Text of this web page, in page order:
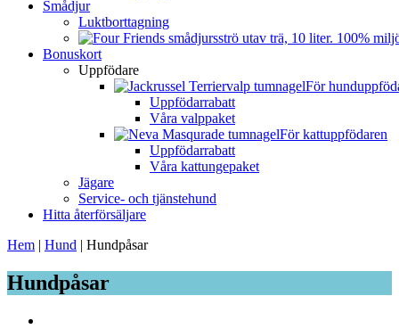
Smådjur
Luktborttagning
Bonuskort
Uppfödare
För
Uppfödarrabatt
Våra valppaket
För kattuppfödaren
Uppfödarrabatt
Våra kattungepaket
Jägare
Service- och tjänstehund
Hitta återförsäljare
Hem | Hund | Hundpåsar
Hundpåsar